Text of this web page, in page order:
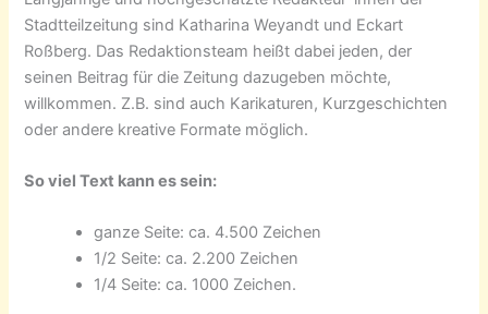
Stadtteilzeitung sind Katharina Weyandt und Eckart
Roßberg. Das Redaktionsteam heißt dabei jeden, der
seinen Beitrag für die Zeitung dazugeben möchte,
willkommen. Z.B. sind auch Karikaturen, Kurzgeschichten
oder andere kreative Formate möglich.
So viel Text kann es sein:
ganze Seite: ca. 4.500 Zeichen
1/2 Seite: ca. 2.200 Zeichen
1/4 Seite: ca. 1000 Zeichen.